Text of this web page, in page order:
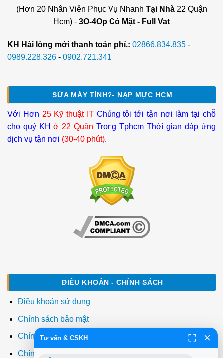
(Hơn 20 Nhân Viên Phục Vụ Nhanh Tại Nhà22 Quận
Hcm) - 3O-4Op Có Mặt - Full Vat
KH Hài lòng mới thanh toán phí.: 02866.834.835 -
0989.228.326 - 0902.721.341
SỬA MÁY TÍNH?- NẠP MỰC HCM
Với Hơn 25 Kỹ thuật ITChúng tôi tới tận nơi làm tại chỗ
cho quý KHở 22 Quận Trong Tphcm Thời gian đáp ứng
dịch vụ tận nơi (30-40 phút).
ĐIỀU KHOẢN - CHÍNH SÁCH
Điều khoản sử dụng
Chính sách bảo mật
Chính sách thanh toán
Chính sách giao hàng
Tư vấn & CSKH